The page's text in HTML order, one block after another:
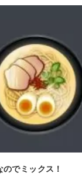
でミックス！